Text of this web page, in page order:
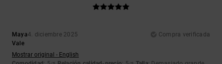
Maya4. diciembre 2025
Compra verificada
Vale
Mostrar original - English